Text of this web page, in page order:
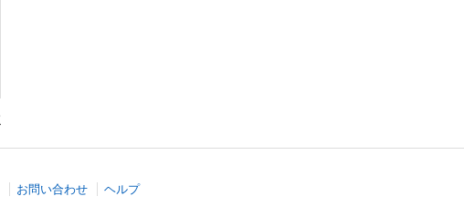
お問い合わせ ヘルプ